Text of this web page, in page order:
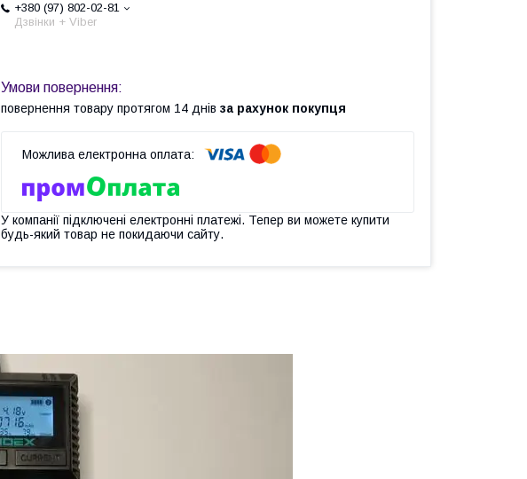
+380 (97) 802-02-81
Дзвінки + Viber
повернення товару протягом 14 днів за рахунок покупця
У компанії підключені електронні платежі. Тепер ви можете купити
будь-який товар не покидаючи сайту.